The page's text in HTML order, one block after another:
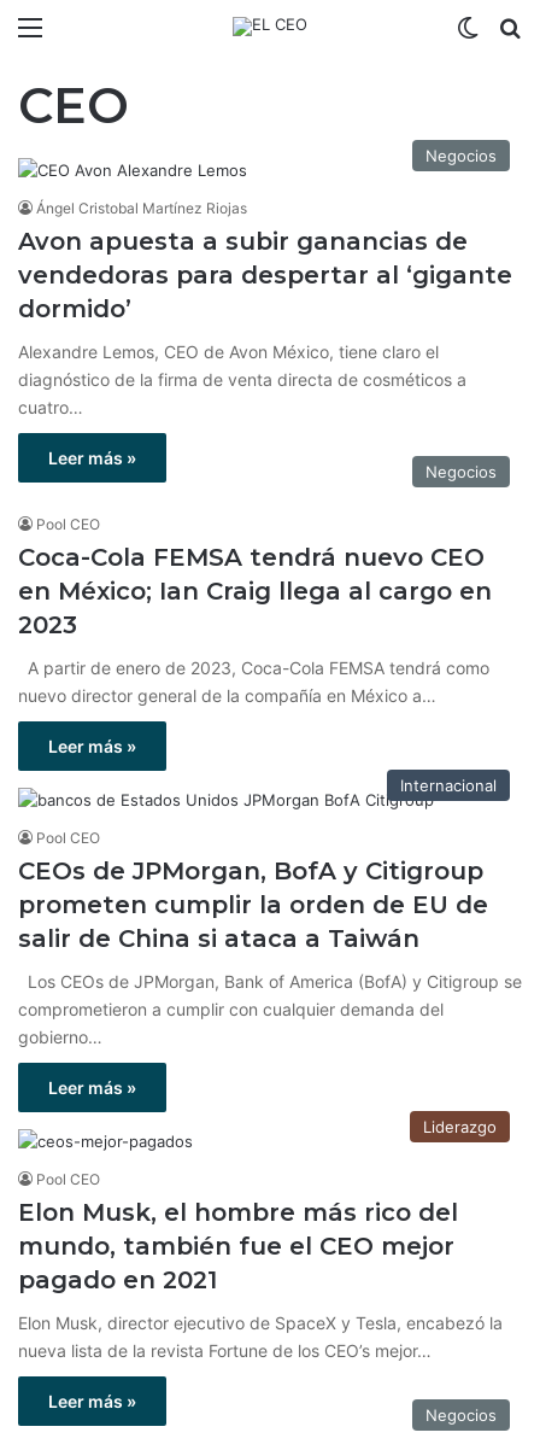
CEO
Negocios
Ángel Cristobal Martínez Riojas
Avon apuesta a subir ganancias de
vendedoras para despertar al ‘gigante
dormido’
Alexandre Lemos, CEO de Avon México, tiene claro el
diagnóstico de la firma de venta directa de cosméticos a
cuatro…
Leer más »
Negocios
Pool CEO
Coca-Cola FEMSA tendrá nuevo CEO
en México; Ian Craig llega al cargo en
2023
A partir de enero de 2023, Coca-Cola FEMSA tendrá como
nuevo director general de la compañía en México a…
Leer más »
Internacional
Pool CEO
CEOs de JPMorgan, BofA y Citigroup
prometen cumplir la orden de EU de
salir de China si ataca a Taiwán
Los CEOs de JPMorgan, Bank of America (BofA) y Citigroup se
comprometieron a cumplir con cualquier demanda del
gobierno…
Leer más »
Liderazgo
Pool CEO
Elon Musk, el hombre más rico del
mundo, también fue el CEO mejor
pagado en 2021
Elon Musk, director ejecutivo de SpaceX y Tesla, encabezó la
nueva lista de la revista Fortune de los CEO’s mejor…
Leer más »
Negocios